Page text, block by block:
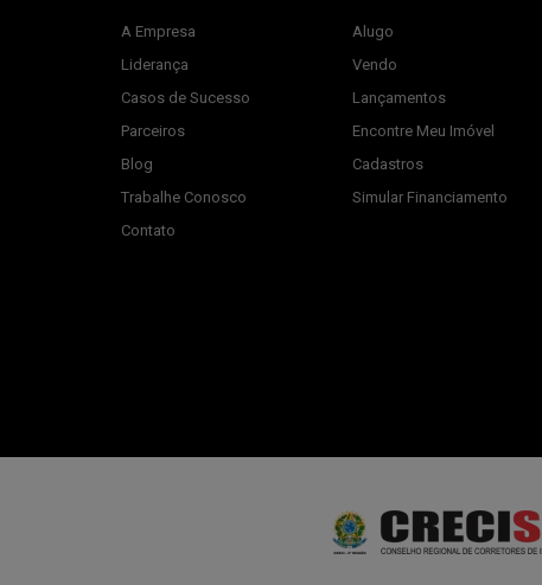
A Empresa
Liderança
Casos de Sucesso
Parceiros
Blog
Trabalhe Conosco
Contato
Alugo
Vendo
Lançamentos
Encontre Meu Imóvel
Cadastros
Simular Financiamento